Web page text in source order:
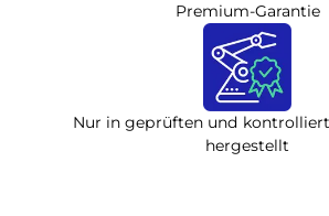
Premium-Garantie
Nur in geprüften und
hergestellt